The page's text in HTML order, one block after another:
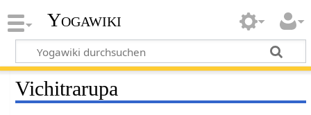
Yogawiki
Vichitrarupa